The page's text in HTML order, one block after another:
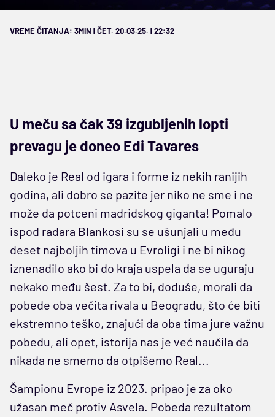
VREME ČITANJA: 3MIN | ČET. 20.03.25. | 22:32
U meču sa čak 39 izgubljenih lopti
prevagu je doneo Edi Tavares
Daleko je Real od igara i forme iz nekih ranijih
godina, ali dobro se pazite jer niko ne sme i ne
može da potceni madridskog giganta! Pomalo
ispod radara Blankosi su se ušunjali u među
deset najboljih timova u Evroligi i ne bi nikog
iznenadilo ako bi do kraja uspela da se uguraju
nekako među šest. Za to bi, doduše, morali da
pobede oba večita rivala u Beogradu, što će biti
ekstremno teško, znajući da oba tima jure važnu
pobedu, ali opet, istorija nas je već naučila da
nikada ne smemo da otpišemo Real...
Šampionu Evrope iz 2023. pripao je za oko
užasan meč protiv Asvela. Pobeda rezultatom